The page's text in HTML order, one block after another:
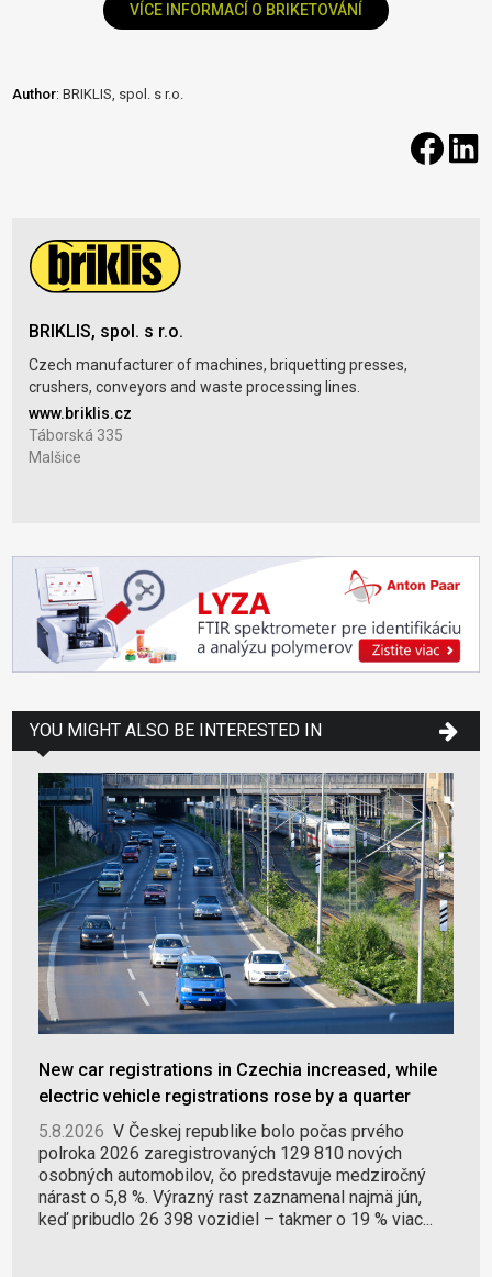
VÍCE INFORMACÍ O BRIKETOVÁNÍ
Author: BRIKLIS, spol. s r.o.
BRIKLIS, spol. s r.o.
Czech manufacturer of machines, briquetting presses,
crushers, conveyors and waste processing lines.
www.briklis.cz
Táborská 335
Malšice
YOU MIGHT ALSO BE INTERESTED IN
New car registrations in Czechia increased, while
electric vehicle registrations rose by a quarter
5.8.2026 V Českej republike bolo počas prvého
polroka 2026 zaregistrovaných 129 810 nových
osobných automobilov, čo predstavuje medziročný
nárast o 5,8 %. Výrazný rast zaznamenal najmä jún,
keď pribudlo 26 398 vozidiel – takmer o 19 % viac...